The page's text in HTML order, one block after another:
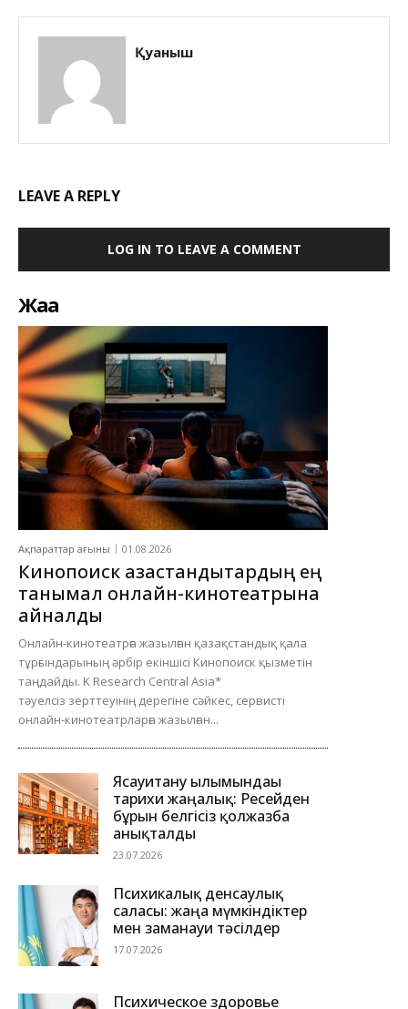
Қуаныш
LEAVE A REPLY
LOG IN TO LEAVE A COMMENT
Жаңа
Ақпараттар ағыны 01.08.2026
Кинопоиск қазақстандықтардың ең
танымал онлайн-кинотеатрына
айналды
Онлайн-кинотеатрға жазылған қазақстандық қала
тұрғындарының әрбір екіншісі Кинопоиск қызметін
таңдайды. K Research Central Asia*
тәуелсіз зерттеуінің дерегіне сәйкес, сервисті
онлайн-кинотеатрларға жазылған...
Ясауитану ғылымындағы
тарихи жаңалық: Ресейден
бұрын белгісіз қолжазба
анықталды
23.07.2026
Психикалық денсаулық
саласы: жаңа мүмкіндіктер
мен заманауи тәсілдер
17.07.2026
Психическое здоровье